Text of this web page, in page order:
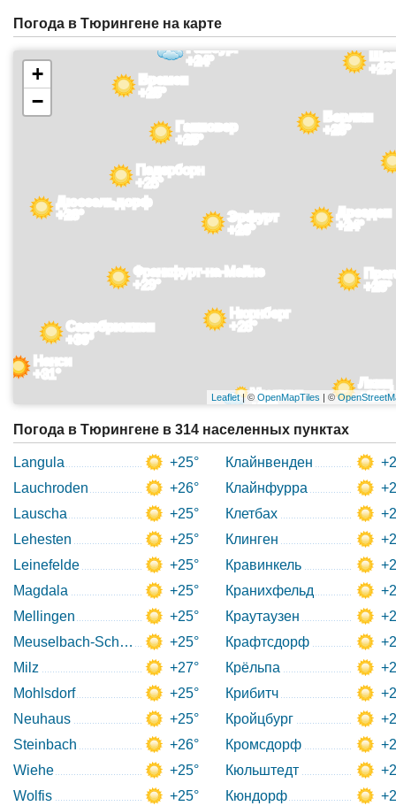
Погода в Тюрингене на карте
Берлин
+25°
+25°
Гамбург
+24°
Мюнхен
+28°
Саарбрюккен
+30°
Франкфурт-на-Майне
+29°
Дюссельдорф
+28°
Бремен
+25°
Ганновер
+25°
Нюрнберг
+28°
Дрезден
+24°
+23°
Эрфурт
+26°
Линц
+28°
Падерборн
+25°
Нанси
+31°
+
−
Leaflet| ©OpenMapTiles | ©
Погода в Тюрингене в 314 населенных пунктах
Langula
+25°
Lauchroden
+26°
Lauscha
+25°
Lehesten
+25°
Leinefelde
+25°
Magdala
+25°
Mellingen
+25°
Meuselbach-Schwarzmuhle
+25°
Milz
+27°
Mohlsdorf
+25°
Neuhaus
+25°
Steinbach
+26°
Wiehe
+25°
Wolfis
+25°
Клайнвенден
Клайнфурра
Клетбах
Клинген
Кравинкель
Кранихфельд
Краутаузен
Крафтсдорф
Крёльпа
Крибитч
Кройцбург
Кромсдорф
Кюльштедт
Кюндорф